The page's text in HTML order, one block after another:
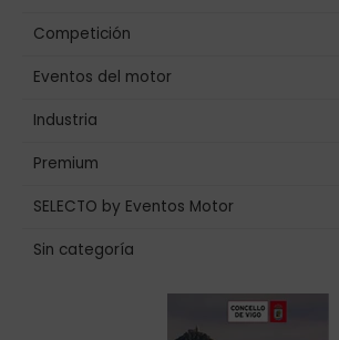
Competición
Eventos del motor
Industria
Premium
SELECTO by Eventos Motor
Sin categoría